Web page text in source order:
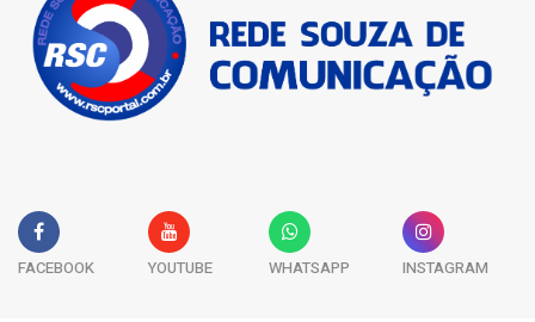
FACEBOOK YOUTUBE WHATSAPP INSTAGRAM